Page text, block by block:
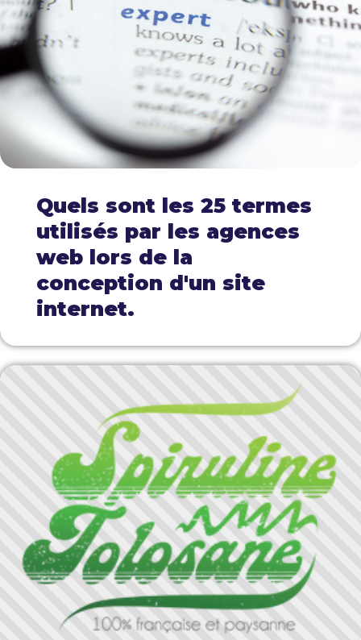
Quels sont les 25 termes
utilisés par les agences
web lors de la
conception d'un site
internet.